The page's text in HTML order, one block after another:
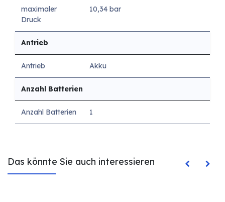
maximaler
Druck
10,34 bar
Antrieb
Antrieb Akku
Anzahl Batterien
Anzahl Batterien 1
Das könnte Sie auch interessieren